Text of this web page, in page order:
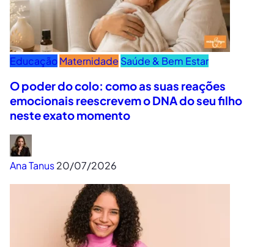
EducaçãoMaternidade Saúde & Bem Estar
O poder do colo: como as suas reações
emocionais reescrevem o DNA do seu filho
neste exato momento
Ana Tanus20/07/2026